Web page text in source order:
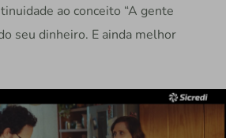
ao conceito “A gente
seu dinheiro. E ainda melhor